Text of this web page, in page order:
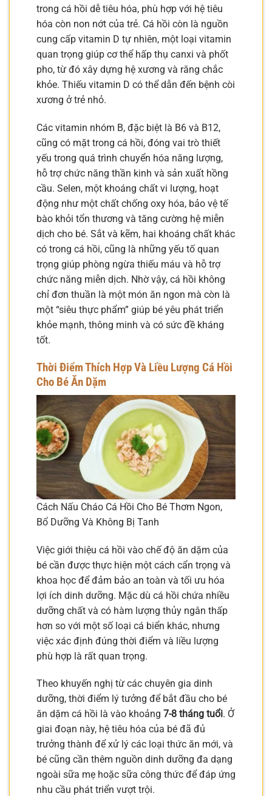
trong cá hồi dễ tiêu hóa, phù hợp với hệ tiêu
hóa còn non nớt của trẻ. Cá hồi còn là nguồn
cung cấp vitamin D tự nhiên, một loại vitamin
quan trọng giúp cơ thể hấp thụ canxi và phốt
pho, từ đó xây dựng hệ xương và răng chắc
khỏe. Thiếu vitamin D có thể dẫn đến bệnh còi
xương ở trẻ nhỏ.
Các vitamin nhóm B, đặc biệt là B6 và B12,
cũng có mặt trong cá hồi, đóng vai trò thiết
yếu trong quá trình chuyển hóa năng lượng,
hỗ trợ chức năng thần kinh và sản xuất hồng
cầu. Selen, một khoáng chất vi lượng, hoạt
động như một chất chống oxy hóa, bảo vệ tế
bào khỏi tổn thương và tăng cường hệ miễn
dịch cho bé. Sắt và kẽm, hai khoáng chất khác
có trong cá hồi, cũng là những yếu tố quan
trọng giúp phòng ngừa thiếu máu và hỗ trợ
chức năng miễn dịch. Nhờ vậy, cá hồi không
chỉ đơn thuần là một món ăn ngon mà còn là
một “siêu thực phẩm” giúp bé yêu phát triển
khỏe mạnh, thông minh và có sức đề kháng
tốt.
Thời Điểm Thích Hợp Và Liều Lượng Cá Hồi
Cho Bé Ăn Dặm
Cách Nấu Cháo Cá Hồi Cho Bé Thơm Ngon,
Bổ Dưỡng Và Không Bị Tanh
Việc giới thiệu cá hồi vào chế độ ăn dặm của
bé cần được thực hiện một cách cẩn trọng và
khoa học để đảm bảo an toàn và tối ưu hóa
lợi ích dinh dưỡng. Mặc dù cá hồi chứa nhiều
dưỡng chất và có hàm lượng thủy ngân thấp
hơn so với một số loại cá biển khác, nhưng
việc xác định đúng thời điểm và liều lượng
phù hợp là rất quan trọng.
Theo khuyến nghị từ các chuyên gia dinh
dưỡng, thời điểm lý tưởng để bắt đầu cho bé
ăn dặm cá hồi là vào khoảng 7-8 tháng tuổi. Ở
giai đoạn này, hệ tiêu hóa của bé đã đủ
trưởng thành để xử lý các loại thức ăn mới, và
bé cũng cần thêm nguồn dinh dưỡng đa dạng
ngoài sữa mẹ hoặc sữa công thức để đáp ứng
nhu cầu phát triển vượt trội.